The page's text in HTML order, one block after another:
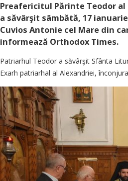
Preafericitul Părinte Teodor
a săvârşit sâmbătă, 17
Cuvios Antonie cel Mare din
informează Orthodox Times.
Patriarhul Teodor a săvârşit Sfânta
Exarh patriarhal al Alexandriei,